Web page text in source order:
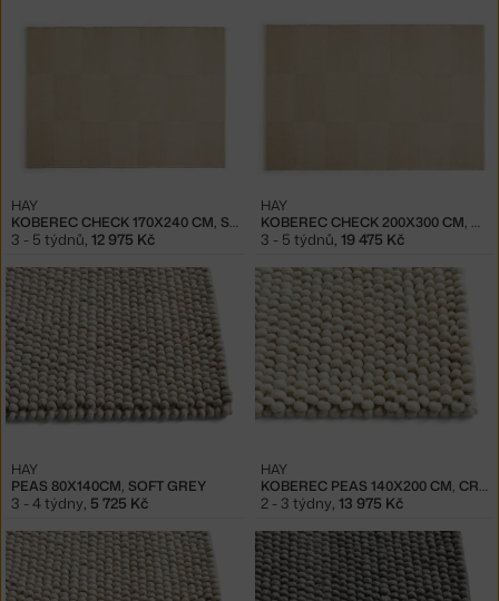
KOBEREC CHECK 170X240 CM, SAND
HAY
3 - 5 týdnů, 12 975 Kč
KOBEREC CHECK 200X300 CM, SAND
HAY
3 - 5 týdnů, 19 475 Kč
PEAS 80X140CM, SOFT GREY
HAY
3 - 4 týdny, 5 725 Kč
KOBEREC PEAS 140X200 CM, CREAM
HAY
2 - 3 týdny, 13 975 Kč